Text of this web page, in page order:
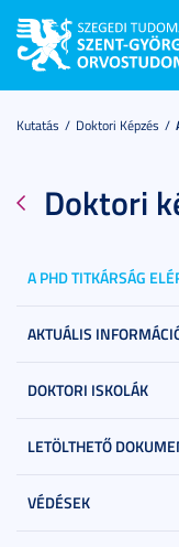
Kutatás Doktori Képzés
Doktori
A PHD TITKÁRSÁG
AKTUÁLIS
DOKTORI ISKOLÁK
LETÖLTHETŐ
VÉDÉSEK